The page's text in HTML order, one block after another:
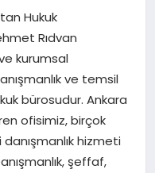
Hukuk
Rıdvan
kurumsal
ve temsil
bürosudur. Ankara
ofisimiz, birçok
hizmeti
şeffaf,